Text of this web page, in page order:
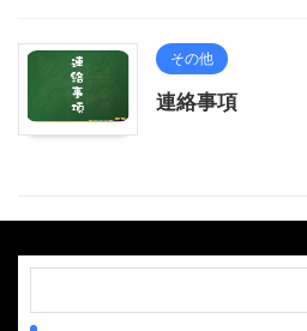
その他
連絡事項